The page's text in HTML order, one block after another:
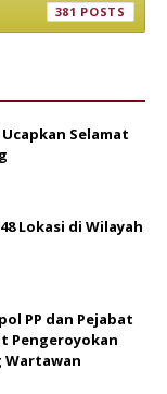
381
Selamat
Lokasi di Wilayah
PP dan Pejabat
Pengeroyokan
Wartawan